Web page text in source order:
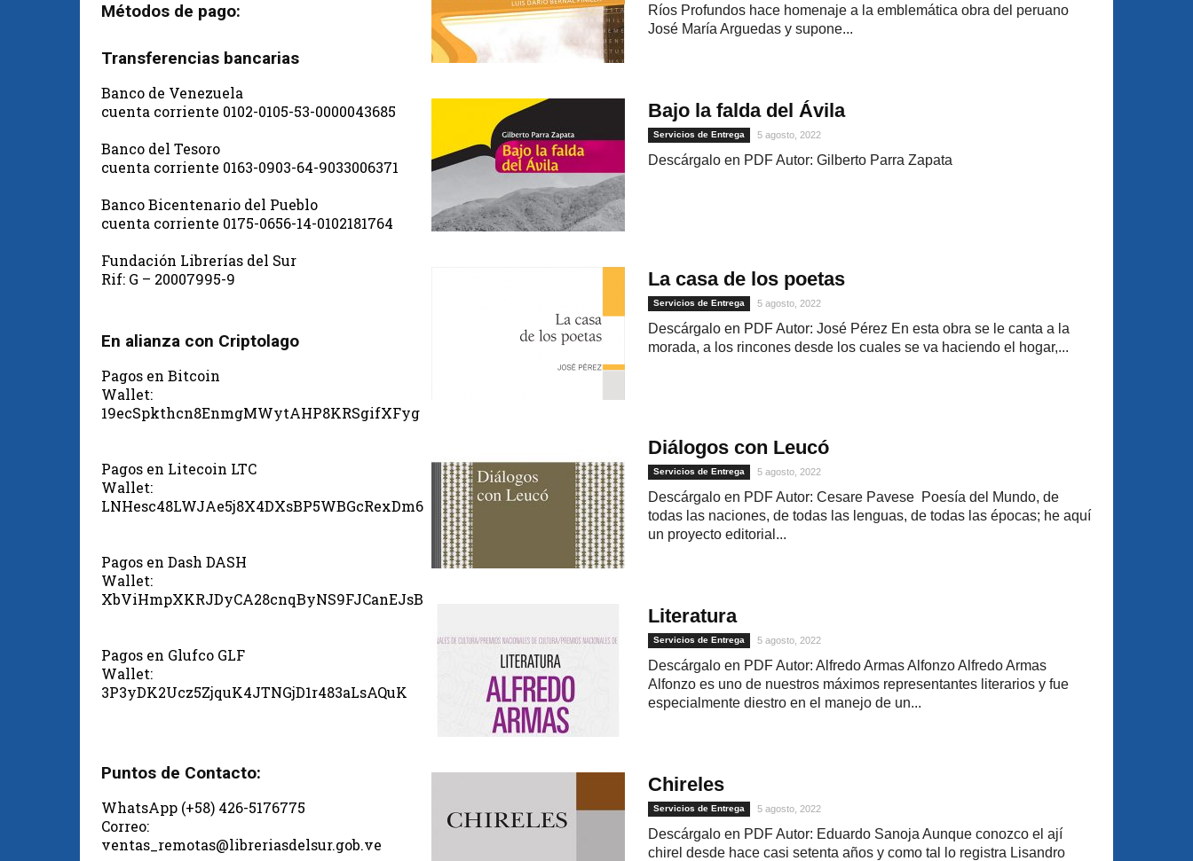
Ríos Profundos hace homenaje a la emblemática obra del peruano
José María Arguedas y supone...
Bajo la falda del Ávila
Servicios de Entrega 5 agosto, 2022
Descárgalo en PDF Autor: Gilberto Parra Zapata
La casa de los poetas
Servicios de Entrega 5 agosto, 2022
Descárgalo en PDF Autor: José Pérez En esta obra se le canta a la
morada, a los rincones desde los cuales se va haciendo el hogar,...
Diálogos con Leucó
Servicios de Entrega 5 agosto, 2022
Descárgalo en PDF Autor: Cesare Pavese Poesía del Mundo, de
todas las naciones, de todas las lenguas, de todas las épocas; he aquí
un proyecto editorial...
Literatura
Servicios de Entrega 5 agosto, 2022
Descárgalo en PDF Autor: Alfredo Armas Alfonzo Alfredo Armas
Alfonzo es uno de nuestros máximos representantes literarios y fue
especialmente diestro en el manejo de un...
Chireles
Servicios de Entrega 5 agosto, 2022
Descárgalo en PDF Autor: Eduardo Sanoja Aunque conozco el ají
chirel desde hace casi setenta años y como tal lo registra Lisandro
Métodos de pago:
Transferencias bancarias
Banco de Venezuela
cuenta corriente 0102-0105-53-0000043685
Banco del Tesoro
cuenta corriente 0163-0903-64-9033006371
Banco Bicentenario del Pueblo
cuenta corriente 0175-0656-14-0102181764
Fundación Librerías del Sur
Rif: G – 20007995-9
En alianza con Criptolago
Pagos en Bitcoin
Wallet:
19ecSpkthcn8EnmgMWytAHP8KRSgifXFyg
Pagos en Litecoin LTC
Wallet:
LNHesc48LWJAe5j8X4DXsBP5WBGcRexDm6
Pagos en Dash DASH
Wallet:
XbViHmpXKRJDyCA28cnqByNS9FJCanEJsB
Pagos en Glufco GLF
Wallet:
3P3yDK2Ucz5ZjquK4JTNGjD1r483aLsAQuK
Puntos de Contacto:
WhatsApp (+58) 426-5176775
Correo:
ventas_remotas@libreriasdelsur.gob.ve